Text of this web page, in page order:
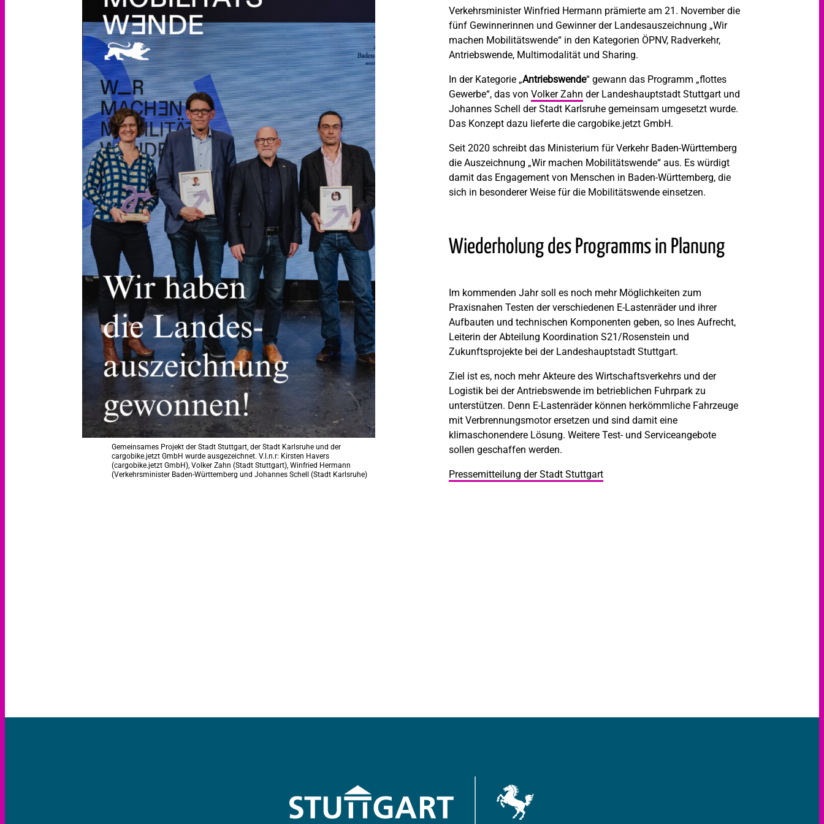
Verkehrsminister Winfried Hermann prämierte am 21. November die
fünf Gewinnerinnen und Gewinner der Landesauszeichnung „Wir
machen Mobilitätswende“ in den Kategorien ÖPNV, Radverkehr,
Antriebswende, Multimodalität und Sharing.
In der Kategorie „Antriebswende“ gewann das Programm „flottes
Gewerbe“, das von Volker Zahn der Landeshauptstadt Stuttgart und
Johannes Schell der Stadt Karlsruhe gemeinsam umgesetzt wurde.
Das Konzept dazu lieferte die cargobike.jetzt GmbH.
Seit 2020 schreibt das Ministerium für Verkehr Baden-Württemberg
die Auszeichnung „Wir machen Mobilitätswende“ aus. Es würdigt
damit das Engagement von Menschen in Baden-Württemberg, die
sich in besonderer Weise für die Mobilitätswende einsetzen.
Wiederholung des Programms in Planung
Im kommenden Jahr soll es noch mehr Möglichkeiten zum
Praxisnahen Testen der verschiedenen E-Lastenräder und ihrer
Aufbauten und technischen Komponenten geben, so Ines Aufrecht,
Leiterin der Abteilung Koordination S21/Rosenstein und
Zukunftsprojekte bei der Landeshauptstadt Stuttgart.
Ziel ist es, noch mehr Akteure des Wirtschaftsverkehrs und der
Logistik bei der Antriebswende im betrieblichen Fuhrpark zu
unterstützen. Denn E-Lastenräder können herkömmliche Fahrzeuge
mit Verbrennungsmotor ersetzen und sind damit eine
klimaschonendere Lösung. Weitere Test- und Serviceangebote
sollen geschaffen werden.
Pressemitteilung der Stadt Stuttgart
Gemeinsames Projekt der Stadt Stuttgart, der Stadt Karlsruhe und der
cargobike.jetzt GmbH wurde ausgezeichnet. V.l.n.r: Kirsten Havers
(cargobike.jetzt GmbH), Volker Zahn (Stadt Stuttgart), Winfried Hermann
(Verkehrsminister Baden-Württemberg und Johannes Schell (Stadt Karlsruhe)